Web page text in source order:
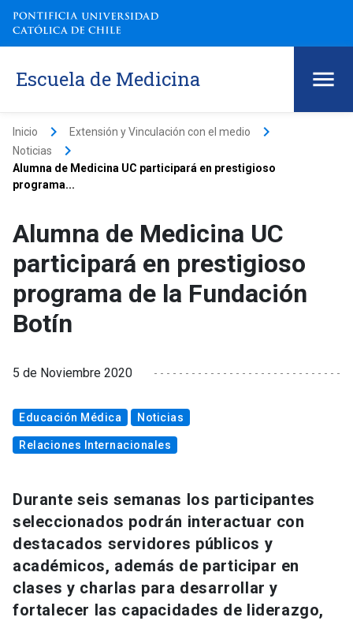
Escuela de Medicina
Inicio keyboard_arrow_right Extensión y Vinculación con el medio keyboard_arrow_right
Noticias keyboard_arrow_right
Alumna de Medicina UC participará en prestigioso
programa...
Alumna de Medicina UC
participará en prestigioso
programa de la Fundación
Botín
5 de Noviembre 2020
Educación Médica Noticias
Relaciones Internacionales
Durante seis semanas los participantes
seleccionados podrán interactuar con
destacados servidores públicos y
académicos, además de participar en
clases y charlas para desarrollar y
fortalecer las capacidades de liderazgo,